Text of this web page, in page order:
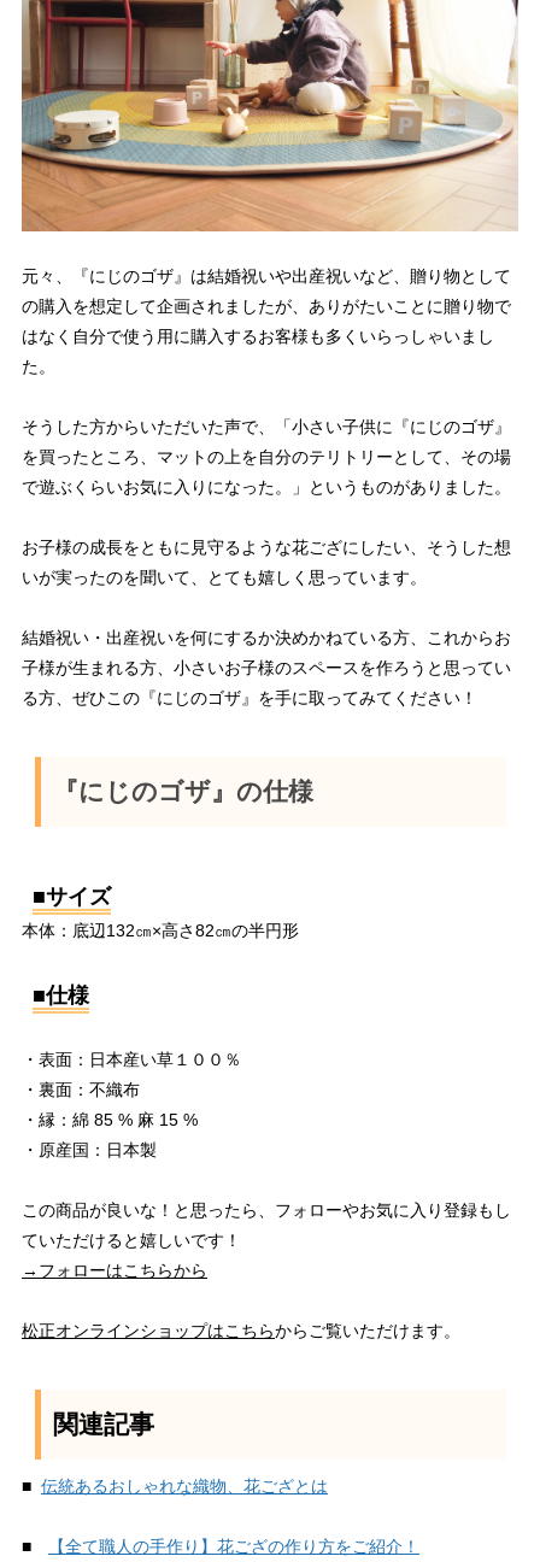
元々、『にじのゴザ』は結婚祝いや出産祝いなど、贈り物として
の購入を想定して企画されましたが、ありがたいことに贈り物で
はなく自分で使う用に購入するお客様も多くいらっしゃいまし
た。
そうした方からいただいた声で、「小さい子供に『にじのゴザ』
を買ったところ、マットの上を自分のテリトリーとして、その場
で遊ぶくらいお気に入りになった。」というものがありました。
お子様の成長をともに見守るような花ござにしたい、そうした想
いが実ったのを聞いて、とても嬉しく思っています。
結婚祝い・出産祝いを何にするか決めかねている方、これからお
子様が生まれる方、小さいお子様のスペースを作ろうと思ってい
る方、ぜひこの『にじのゴザ』を手に取ってみてください！
『にじのゴザ』の仕様
■サイズ
本体：底辺132㎝×高さ82㎝の半円形
■仕様
・表面：日本産い草１００％
・裏面：不織布
・縁：綿 85 % 麻 15 %
・原産国：日本製
この商品が良いな！と思ったら、フォローやお気に入り登録もし
ていただけると嬉しいです！
→フォローはこちらから
松正オンラインショップはこちらからご覧いただけます。
関連記事
■ 伝統あるおしゃれな織物、花ござとは
■ 【全て職人の手作り】花ござの作り方をご紹介！